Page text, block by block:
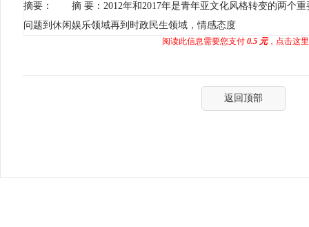
摘要： 摘 要：2012年和2017年是青年亚文化风格转变的两个重
问题到休闲娱乐领域再到时政民生领域，情感态度
阅读此信息需要您支付 0.5 元，点击这
返回顶部